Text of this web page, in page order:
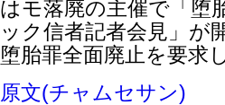
はモ落廃の主催で「堕
ック信者記者会見」が
堕胎罪全面廃止を要求
原文(チャムセサン)